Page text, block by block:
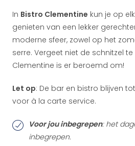
In Bistro Clementine kun je op
genieten van een lekker
moderne sfeer, zowel op het
serre. Vergeet niet de schnitzel
Clementine is er beroemd om!
Let op: De bar en bistro blijven
voor à la carte service.
Voor jou inbegrepen: het
inbegrepen.